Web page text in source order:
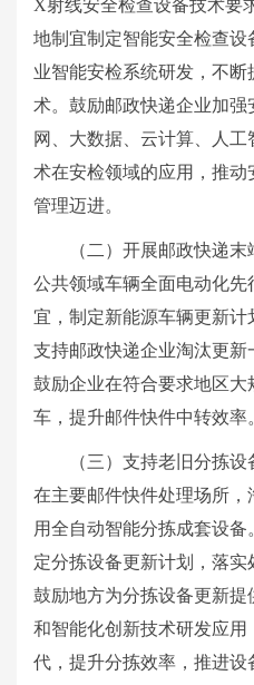
X射线安全检查设备技术要
地制宜制定智能安全检查
业智能安检系统研发，不
术。鼓励邮政快递企业加
网、大数据、云计算、人
术在安检领域的应用，推
管理迈进。
（二）开展邮政快递
公共领域车辆全面电动化先
宜，制定新能源车辆更新计
支持邮政快递企业淘汰更新
鼓励企业在符合要求地区
车，提升邮件快件中转效率
（三）支持老旧分拣
在主要邮件快件处理场所
用全自动智能分拣成套设
定分拣设备更新计划，落实
鼓励地方为分拣设备更新
和智能化创新技术研发应
代，提升分拣效率，推进设